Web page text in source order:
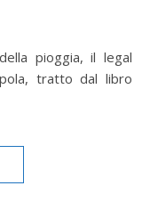
tratto dal libro